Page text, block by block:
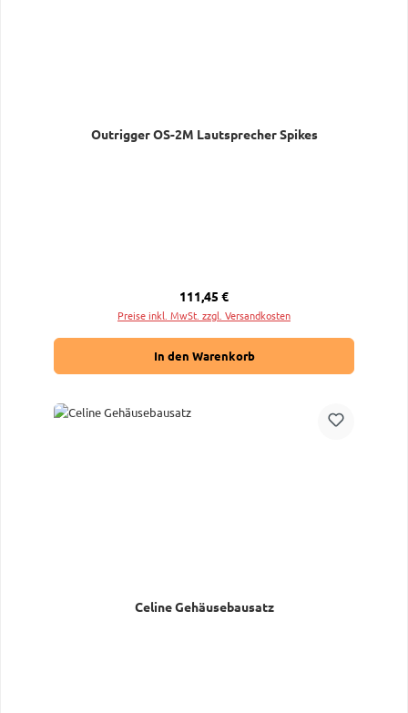
Outrigger OS-2M Lautsprecher Spikes
Regulärer Preis:
111,45 €
Preise inkl. MwSt. zzgl. Versandkosten
In den Warenkorb
Celine Gehäusebausatz